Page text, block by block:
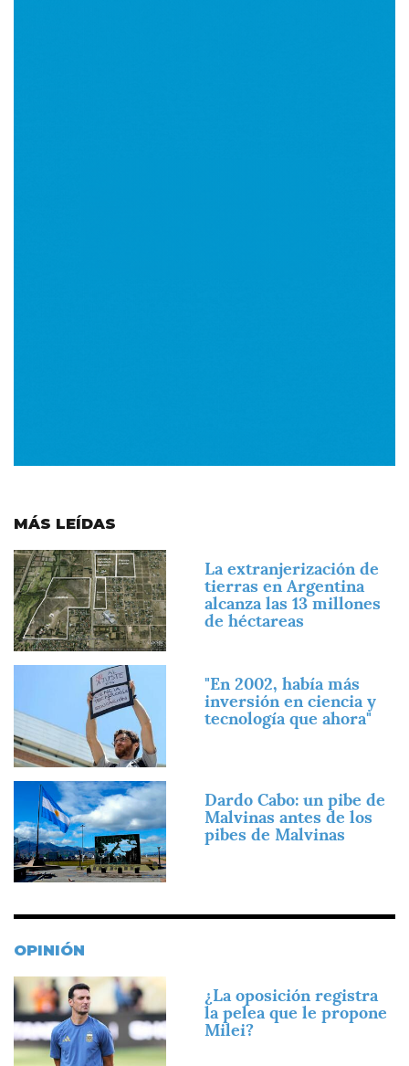
MÁS LEÍDAS
Imagen
La extranjerización de
tierras en Argentina
alcanza las 13 millones
de héctareas
"En 2002, había más
inversión en ciencia y
tecnología que ahora"
Imagen
Dardo Cabo: un pibe de
Malvinas antes de los
pibes de Malvinas
OPINIÓN
Imagen
¿La oposición registra
la pelea que le propone
Milei?